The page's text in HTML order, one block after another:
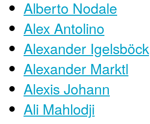
Alberto Nodale
Alex Antolino
Alexander Igelsböck
Alexander Marktl
Alexis Johann
Ali Mahlodji